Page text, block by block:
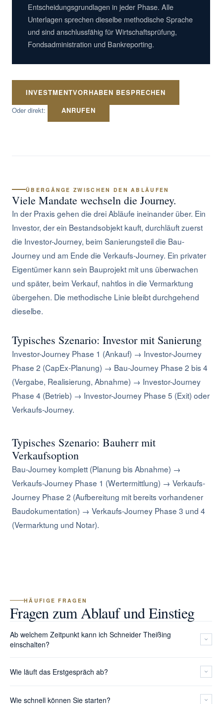
Entscheidungsgrundlagen in jeder Phase. Alle
Unterlagen sprechen dieselbe methodische Sprache
und sind anschlussfähig für Wirtschaftsprüfung,
Fondsadministration und Bankreporting.
INVESTMENTVORHABEN BESPRECHEN
Oder direkt:
ANRUFEN
ÜBERGÄNGE ZWISCHEN DEN ABLÄUFEN
Viele Mandate wechseln die Journey.
In der Praxis gehen die drei Abläufe ineinander über. Ein
Investor, der ein Bestandsobjekt kauft, durchläuft zuerst
die Investor-Journey, beim Sanierungsteil die Bau-
Journey und am Ende die Verkaufs-Journey. Ein privater
Eigentümer kann sein Bauprojekt mit uns überwachen
und später, beim Verkauf, nahtlos in die Vermarktung
übergehen. Die methodische Linie bleibt durchgehend
dieselbe.
Typisches Szenario: Investor mit Sanierung
Investor-Journey Phase 1 (Ankauf) → Investor-Journey
Phase 2 (CapEx-Planung) → Bau-Journey Phase 2 bis 4
(Vergabe, Realisierung, Abnahme) → Investor-Journey
Phase 4 (Betrieb) → Investor-Journey Phase 5 (Exit) oder
Verkaufs-Journey.
Typisches Szenario: Bauherr mit
Verkaufsoption
Bau-Journey komplett (Planung bis Abnahme) →
Verkaufs-Journey Phase 1 (Wertermittlung) → Verkaufs-
Journey Phase 2 (Aufbereitung mit bereits vorhandener
Baudokumentation) → Verkaufs-Journey Phase 3 und 4
(Vermarktung und Notar).
HÄUFIGE FRAGEN
Fragen zum Ablauf und Einstieg
Ab welchem Zeitpunkt kann ich Schneider Theißing
einschalten?
Grundsätzlich in jeder Projektphase. Ideal ist der Einstieg vor
der Vergabe oder vor dem Ankauf, weil dort die größten Hebel
liegen. Wir übernehmen aber auch laufende Projekte, in denen
Wie läuft das Erstgespräch ab?
Wie schnell können Sie starten?